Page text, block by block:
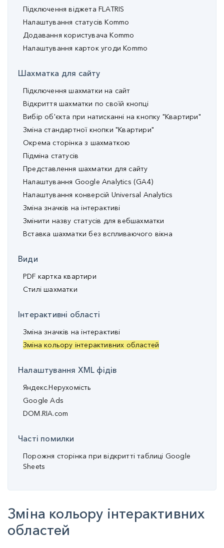
Підключення віджета FLATRIS
Налаштування статусів Kommo
Додавання користувача Kommo
Налаштування карток угоди Kommo
Шахматка для сайту
Підключення шахматки на сайт
Відкриття шахматки по своїй кнопці
Вибір об'єкта при натисканні на кнопку "Квартири"
Зміна стандартної кнопки "Квартири"
Окрема сторінка з шахматкою
Підміна статусів
Представлення шахматки для сайту
Налаштування Google Analytics (GA4)
Налаштування конверсій Universal Analytics
Зміна значків на інтерактиві
Змінити назву статусів для вебшахматки
Вставка шахматки без вспливаючого вікна
Види
PDF картка квартири
Стилі шахматки
Інтерактивні області
Зміна значків на інтерактиві
Зміна кольору інтерактивних областей
Налаштування XML фідів
Яндекс.Нерухомість
Google Ads
DOM.RIA.com
Часті помилки
Порожня сторінка при відкритті таблиці Google
Sheets
Зміна кольору інтерактивних
областей